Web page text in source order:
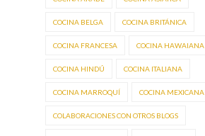
COCINA BELGA COCINA BRITÁNICA
COCINA FRANCESA COCINA HAWAIANA
COCINA HINDÚ COCINA ITALIANA
COCINA MARROQUÍ COCINA MEXICANA
COLABORACIONES CON OTROS BLOGS